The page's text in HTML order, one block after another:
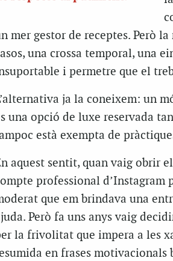
mer gestor de receptes. Però
una crossa temporal, una
i permetre que el
ja la coneixem: un
una opció de luxe reservada
està exempta de
aquest sentit, quan vaig obrir
professional d’Instagram
que em brindava una
Però fa uns anys vaig
la frivolitat que impera a les
en frases motivacionals